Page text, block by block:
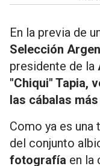
En la previa de
Selección
presidente de la
"Chiqui" Tapia,
las cábalas
Como ya es
del conjunto
fotografía en la